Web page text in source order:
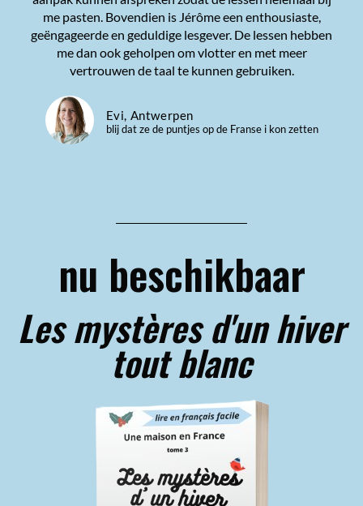
me pasten. Bovendien is Jérôme een enthousiaste,
geëngageerde en geduldige lesgever. De lessen hebben
me dan ook geholpen om vlotter en met meer
vertrouwen de taal te kunnen gebruiken.
Evi, Antwerpen
blij dat ze de puntjes op de Franse i kon zetten
nu beschikbaar
Les mystères d'un hiver
tout blanc